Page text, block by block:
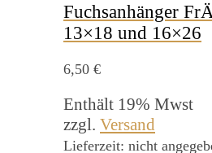
Fuchsanhänger
13×18 und 16×26
6,50 €
Enthält 19% Mwst
zzgl. Versand
Lieferzeit: nicht